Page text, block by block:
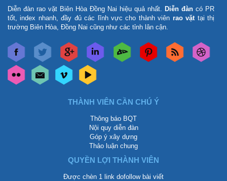
Diễn đàn rao vặt Biên Hòa Đồng Nai hiệu quả nhất. Diễn đàn có PR
tốt, index nhanh, đầy đủ các lĩnh vực cho thành viên rao vặt tại thị
trường Biên Hòa, Đồng Nai cũng như các tỉnh lân cận.
THÀNH VIÊN CẦN CHÚ Ý
Thông báo BQT
Nội quy diễn đàn
Góp ý xây dựng
Thảo luận chung
QUYỀN LỢI THÀNH VIÊN
Được chèn 1 link dofollow bài viết